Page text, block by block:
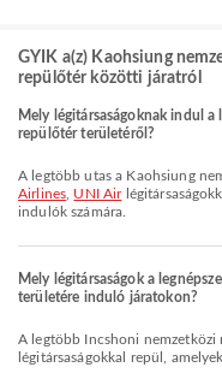
GYIK a(z) Kaohsiung
repülőtér közötti járatról
Mely légitársaságoknak indul
repülőtér területéről?
A legtöbb utas a Kaohsiung
Airlines UNI Air
indulók számára.
Mely légitársaságok a
területére induló járatokon?
A legtöbb Incshoni
légitársaságokkal repül,